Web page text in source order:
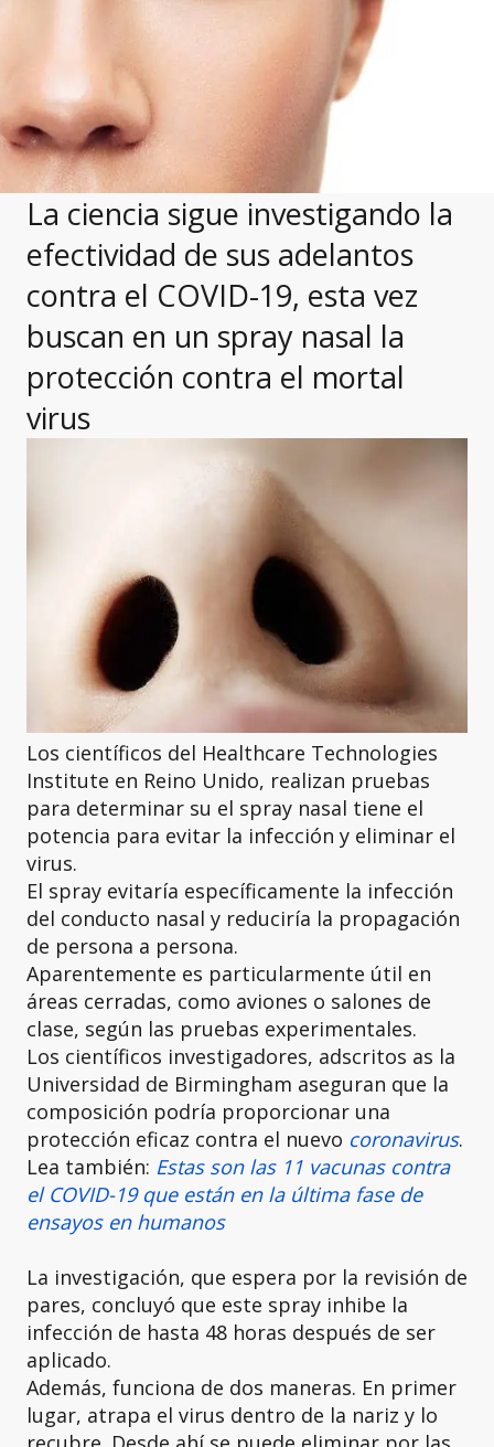
La ciencia sigue investigando la
efectividad de sus adelantos
contra el COVID-19, esta vez
buscan en un spray nasal la
protección contra el mortal
virus
Los científicos del Healthcare Technologies
Institute en Reino Unido, realizan pruebas
para determinar su el spray nasal tiene el
potencia para evitar la infección y eliminar el
virus.
El spray evitaría específicamente la infección
del conducto nasal y reduciría la propagación
de persona a persona.
Aparentemente es particularmente útil en
áreas cerradas, como aviones o salones de
clase, según las pruebas experimentales.
Los científicos investigadores, adscritos as la
Universidad de Birmingham aseguran que la
composición podría proporcionar una
protección eficaz contra el nuevo coronavirus.
Lea también: Estas son las 11 vacunas contra
el COVID-19 que están en la última fase de
ensayos en humanos
La investigación, que espera por la revisión de
pares, concluyó que este spray inhibe la
infección de hasta 48 horas después de ser
aplicado.
Además, funciona de dos maneras. En primer
lugar, atrapa el virus dentro de la nariz y lo